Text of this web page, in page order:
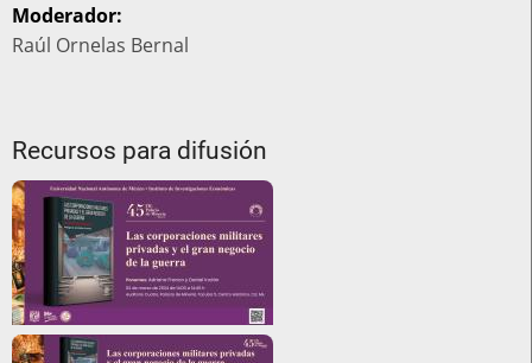
Moderador:
Raúl Ornelas Bernal
Recursos para difusión
Imagen